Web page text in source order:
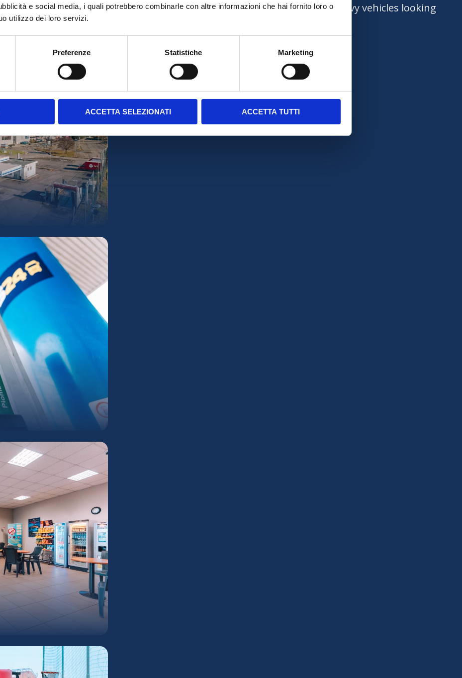
e social media, i quali potrebbero combinarle con altre informazioni che hai fornito loro o
utilizzo dei loro servizi.
Preferenze Statistiche Marketing
ACCETTA SELEZIONATI ACCETTA TUTTI
strategic location, it is ideal for motorists, families,professionalsand heavy vehicles looking